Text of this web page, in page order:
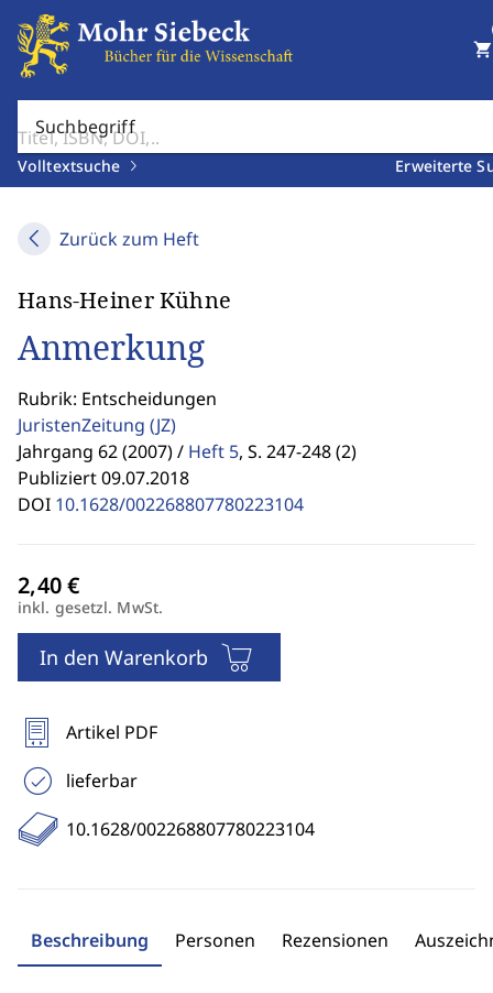
Suchbegriff
Volltextsuche Erweiterte
shopping_cart
Zurück zum Heft
Hans-Heiner Kühne
Anmerkung
Rubrik: Entscheidungen
JuristenZeitung (JZ)
Jahrgang 62 (2007) / Heft 5, S. 247-248 (2)
Publiziert 09.07.2018
DOI 10.1628/002268807780223104
inkl. gesetzl. MwSt.
In den Warenkorb
Artikel PDF
lieferbar
10.1628/002268807780223104
Beschreibung Personen Rezensionen